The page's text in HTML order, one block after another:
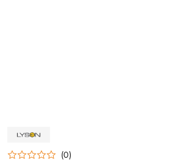
NAZWA
PRODUCENTA:
ŁYSOŃ
(0)